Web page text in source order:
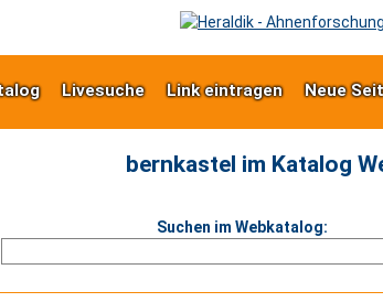
Livesuche Link eintragen Neue
bernkastel im Katalog
Suchen im Webkatalog: